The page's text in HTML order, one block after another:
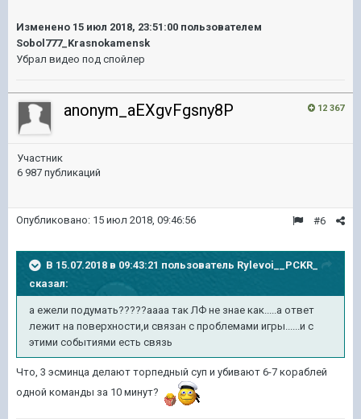
Изменено 15 июл 2018, 23:51:00 пользователем
Sobol777_Krasnokamensk
Убрал видео под спойлер
12 367
anonym_aEXgvFgsny8P
Участник
6 987 публикаций
#6
Опубликовано: 15 июл 2018, 09:46:56
В 15.07.2018 в 09:43:21 пользователь Rylevoi__PCKR_
сказал:
а ежели подумать?????аааа так ЛФ не знае как.....а ответ
лежит на поверхности,и связан с проблемами игры......и с
этими событиями есть связь
Что, 3 эсминца делают торпедный суп и убивают 6-7 кораблей
одной команды за 10 минут?